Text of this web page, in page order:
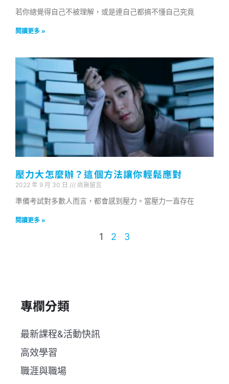
若你總覺得自己不被理解，或是連自己都搞不懂自己究竟
閱讀更多 »
壓力大怎麼辦？這個方法讓你輕鬆應對
2022 年 9 月 30 日 尚無留言
準備考試對多數人而言，都會感到壓力。當壓力一直存在
閱讀更多 »
1 2 3
專欄分類
最新課程&活動快訊
高效學習
職涯與職場